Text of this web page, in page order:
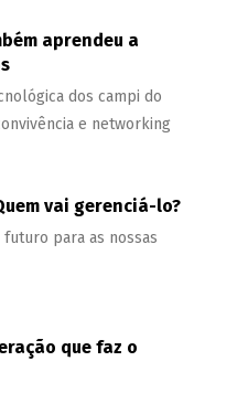
aprendeu a
dos campi do
e networking
vai gerenciá-lo?
para as nossas
que faz o